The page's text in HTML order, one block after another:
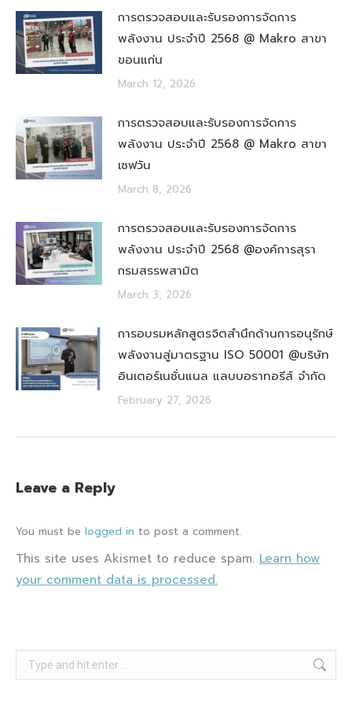
การตรวจสอบและรับรองการจัดการ
พลังงาน ประจำปี 2568 @ Makro สาขา
ขอนแก่น
March 12, 2026
การตรวจสอบและรับรองการจัดการ
พลังงาน ประจำปี 2568 @ Makro สาขา
เซฟวัน
March 8, 2026
การตรวจสอบและรับรองการจัดการ
พลังงาน ประจำปี 2568 @องค์การสุรา
กรมสรรพสามิต
March 3, 2026
การอบรมหลักสูตรจิตสำนึกด้านการอนุรักษ์
พลังงานสู่มาตรฐาน ISO 50001 @บริษัท
อินเตอร์เนชั่นแนล แลบบอราทอรีส์ จำกัด
February 27, 2026
Leave a Reply
You must be logged in to post a comment.
This site uses Akismet to reduce spam. Learn how
your comment data is processed.
Search: